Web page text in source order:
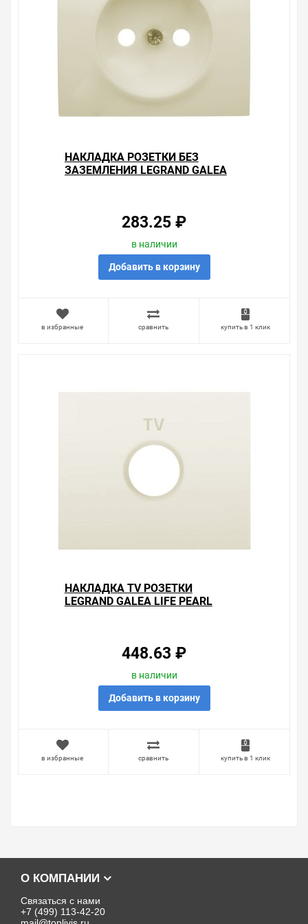
наиболее удобен. С удовольствием ответим на все
НАКЛАДКА РОЗЕТКИ БЕЗ
ЗАЗЕМЛЕНИЯ LEGRAND GALEA
283.25 ₽
в наличии
Добавить в корзину
в избранные сравнить купить в 1 клик
НАКЛАДКА TV РОЗЕТКИ
LEGRAND GALEA LIFE PEARL
448.63 ₽
в наличии
Добавить в корзину
в избранные сравнить купить в 1 клик
О КОМПАНИИ
Связаться с нами
+7 (499) 113-42-20